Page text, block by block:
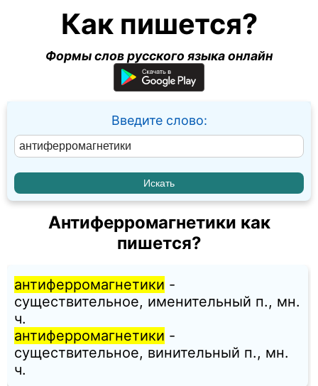
Как пишется?
Формы слов русского языка онлайн
Введите слово:
Антиферромагнетики как
пишется?
антиферромагнетики -
существительное, именительный п., мн.
ч.
антиферромагнетики -
существительное, винительный п., мн.
ч.